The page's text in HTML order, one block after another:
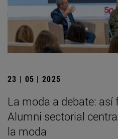
23 | 05 | 2025
La moda a debate: así
Alumni sectorial
la moda